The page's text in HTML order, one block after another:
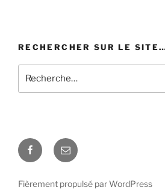
RECHERCHER SUR LE
pour
Facebook
E-
mail
Fièrement propulsé par WordPress